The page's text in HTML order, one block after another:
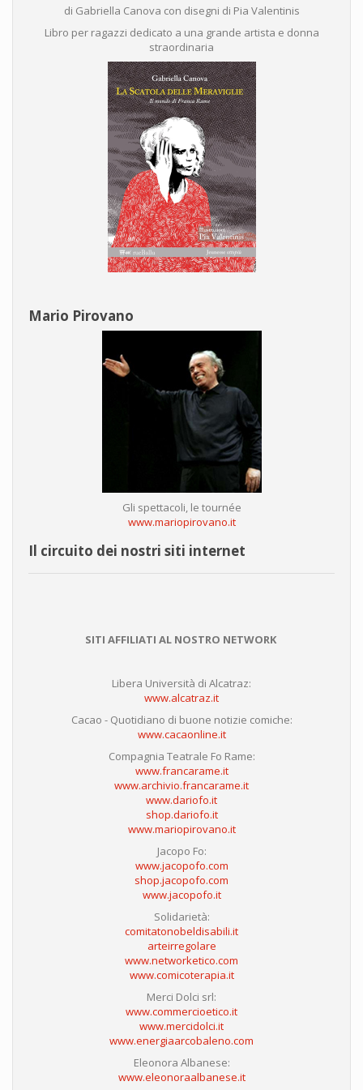
di Gabriella Canova con disegni di Pia Valentinis
Libro per ragazzi dedicato a una grande artista e donna
straordinaria
Mario Pirovano
Gli spettacoli, le tournée
www.mariopirovano.it
Il circuito dei nostri siti internet
SITI AFFILIATI AL NOSTRO NETWORK
Libera Università di Alcatraz:
www.alcatraz.it
Cacao - Quotidiano di buone notizie comiche:
www.cacaonline.it
Compagnia Teatrale Fo Rame:
www.francarame.it
www.archivio.francarame.it
www.dariofo.it
shop.dariofo.it
www.mariopirovano.it
Jacopo Fo:
www.jacopofo.com
shop.jacopofo.com
www.jacopofo.it
Solidarietà:
comitatonobeldisabili.it
arteirregolare
www.networketico.com
www.comicoterapia.it
Merci Dolci srl:
www.commercioetico.it
www.mercidolci.it
www.energiaarcobaleno.com
Eleonora Albanese:
www.eleonoraalbanese.it